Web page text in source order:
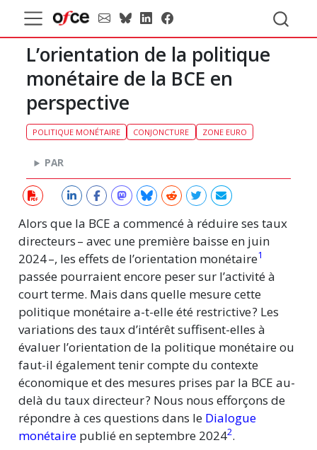
L’orientation de la politique
monétaire de la BCE en
perspective
POLITIQUE MONÉTAIRE CONJONCTURE ZONE EURO
PAR
Alors que la BCE a commencé à réduire ses taux
directeurs – avec une première baisse en juin
2024 –, les effets de l’orientation monétaire1
passée pourraient encore peser sur l’activité à
court terme. Mais dans quelle mesure cette
politique monétaire a-t-elle été restrictive ? Les
variations des taux d’intérêt suffisent-elles à
évaluer l’orientation de la politique monétaire ou
faut-il également tenir compte du contexte
économique et des mesures prises par la BCE au-
delà du taux directeur ? Nous nous efforçons de
répondre à ces questions dans le Dialogue
monétairepublié en septembre 20242.